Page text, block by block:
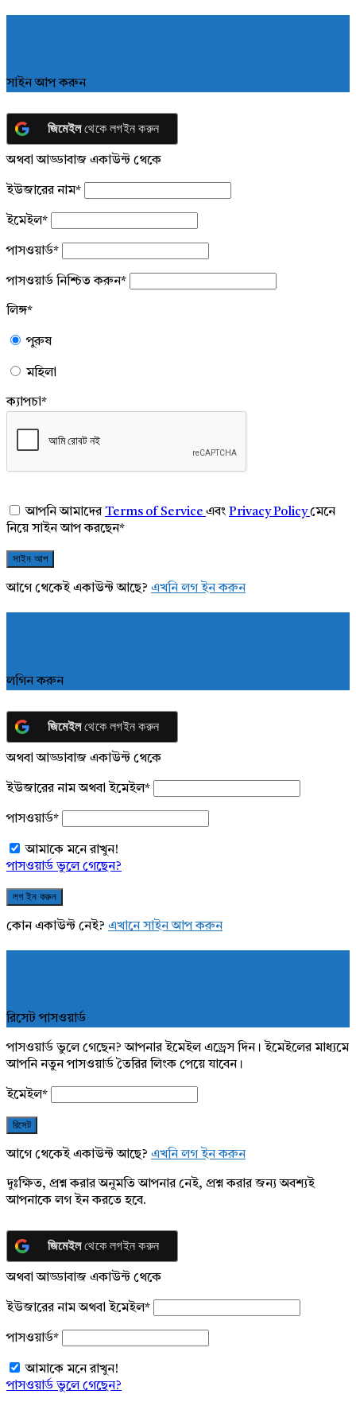
সাইন আপ করুন
জিমেইলথেকে লগইন করুন
অথবা আড্ডাবাজ একাউন্ট থেকে
ইউজারের নাম*
ইমেইল*
পাসওয়ার্ড*
পাসওয়ার্ড নিশ্চিত করুন*
লিঙ্গ*
পুরুষ
মহিলা
ক্যাপচা*
আপনি আমাদেরTerms of Service এবং Privacy Policyমেনে
নিয়ে সাইন আপ করছেন*
আগে থেকেই একাউন্ট আছে? এখনি লগ ইন করুন
লগিন করুন
জিমেইলথেকে লগইন করুন
অথবা আড্ডাবাজ একাউন্ট থেকে
ইউজারের নাম অথবা ইমেইল*
পাসওয়ার্ড*
আমাকে মনে রাখুন!
পাসওয়ার্ড ভুলে গেছেন?
কোন একাউন্ট নেই? এখানে সাইন আপ করুন
রিসেট পাসওয়ার্ড
পাসওয়ার্ড ভুলে গেছেন? আপনার ইমেইল এড্রেস দিন। ইমেইলের মাধ্যমে
আপনি নতুন পাসওয়ার্ড তৈরির লিংক পেয়ে যাবেন।
ইমেইল*
আগে থেকেই একাউন্ট আছে? এখনি লগ ইন করুন
দুঃক্ষিত, প্রশ্ন করার অনুমতি আপনার নেই, প্রশ্ন করার জন্য অবশ্যই
আপনাকে লগ ইন করতে হবে.
জিমেইলথেকে লগইন করুন
অথবা আড্ডাবাজ একাউন্ট থেকে
ইউজারের নাম অথবা ইমেইল*
পাসওয়ার্ড*
আমাকে মনে রাখুন!
পাসওয়ার্ড ভুলে গেছেন?